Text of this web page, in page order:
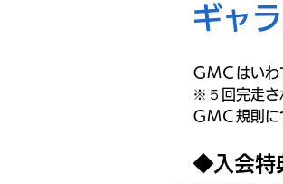
ギャ
ＧＭＣはい
※５回完走さ
ＧＭＣ規則に
◆入会特